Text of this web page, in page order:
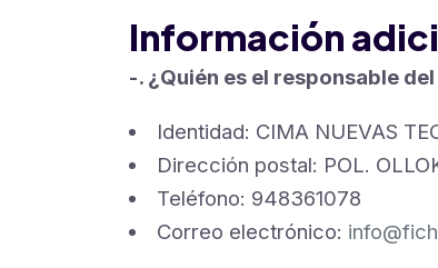
Información
-. ¿Quién es el responsable
Identidad: CIMA NUEVAS
Dirección postal: POL.
Teléfono: 948361078
Correo electrónico: